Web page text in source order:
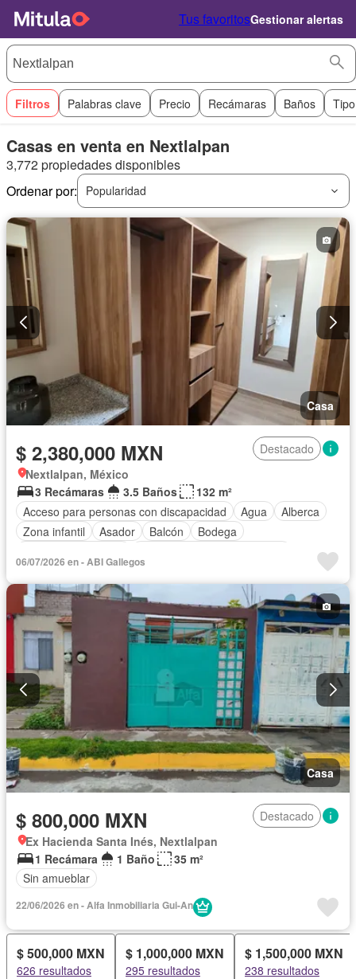
Tus favoritosGestionar alertas
Filtros Palabras clave Precio Recámaras Baños
Casas en venta en Nextlalpan
3,772 propiedades disponibles
Ordenar por:
Popularidad
Casa
$ 2,380,000 MXN
Destacado
Nextlalpan, México
3 Recámaras
3.5 Baños
132 m²
Acceso para personas con discapacidad
Agua
Alberca
Zona infantil
Asador Balcón
Bodega
Cisterna
Cocina equipada
Cuarto de Limpieza
Electricidad
Estacionamiento
Gimnasio Internet Jardín
Despacho
Recámara con closet
Sala polivalente
Seguridad
Televisión por cable
Terraza Wifi
Zonas verdes
Sin amueblar
06/07/2026 en - ABI Gallegos
Casa
$ 800,000 MXN
Destacado
Ex Hacienda Santa Inés, Nextlalpan
1 Recámara
1 Baño
35 m²
Sin amueblar
22/06/2026 en - Alfa Inmobiliaria Gui-An
$ 500,000 MXN
626 resultados
$ 1,000,000 MXN
295 resultados
$ 1,500,000 MXN
238 resultados